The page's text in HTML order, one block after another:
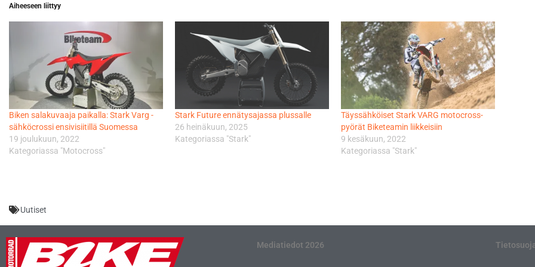
Aiheeseen liittyy
Biken salakuvaaja paikalla: Stark Varg -
sähköcrossi ensivisiitillä Suomessa
19 joulukuun, 2022
Kategoriassa "Motocross"
Stark Future ennätysajassa plussalle
26 heinäkuun, 2025
Kategoriassa "Stark"
Täyssähköiset Stark VARG motocross-
pyörät Biketeamin liikkeisiin
9 kesäkuun, 2022
Kategoriassa "Stark"
Uutiset
Mediatiedot 2026